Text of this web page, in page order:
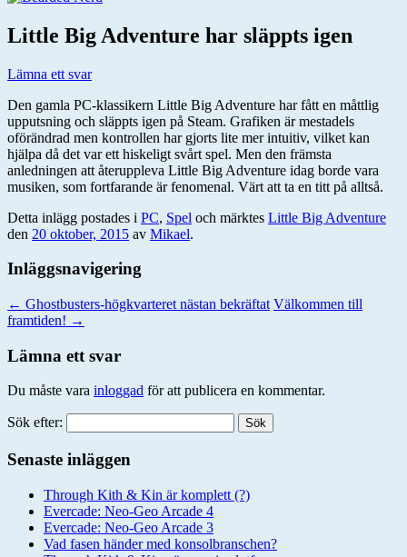
Little Big Adventure har släppts igen
Lämna ett svar
Den gamla PC-klassikern Little Big Adventure har fått en måttlig
upputsning och släppts igen på Steam. Grafiken är mestadels
oförändrad men kontrollen har gjorts lite mer intuitiv, vilket kan
hjälpa då det var ett hiskeligt svårt spel. Men den främsta
anledningen att återuppleva Little Big Adventure idag borde vara
musiken, som fortfarande är fenomenal. Värt att ta en titt på alltså.
Detta inlägg postades i PC, Spel och märktes Little Big Adventure
den 20 oktober, 2015 av Mikael.
Inläggsnavigering
← Ghostbusters-högkvarteret nästan bekräftat Välkommen till
framtiden! →
Lämna ett svar
Du måste vara inloggad för att publicera en kommentar.
Sök efter:
Senaste inläggen
Through Kith & Kin är komplett (?)
Evercade: Neo-Geo Arcade 4
Evercade: Neo-Geo Arcade 3
Vad fasen händer med konsolbranschen?